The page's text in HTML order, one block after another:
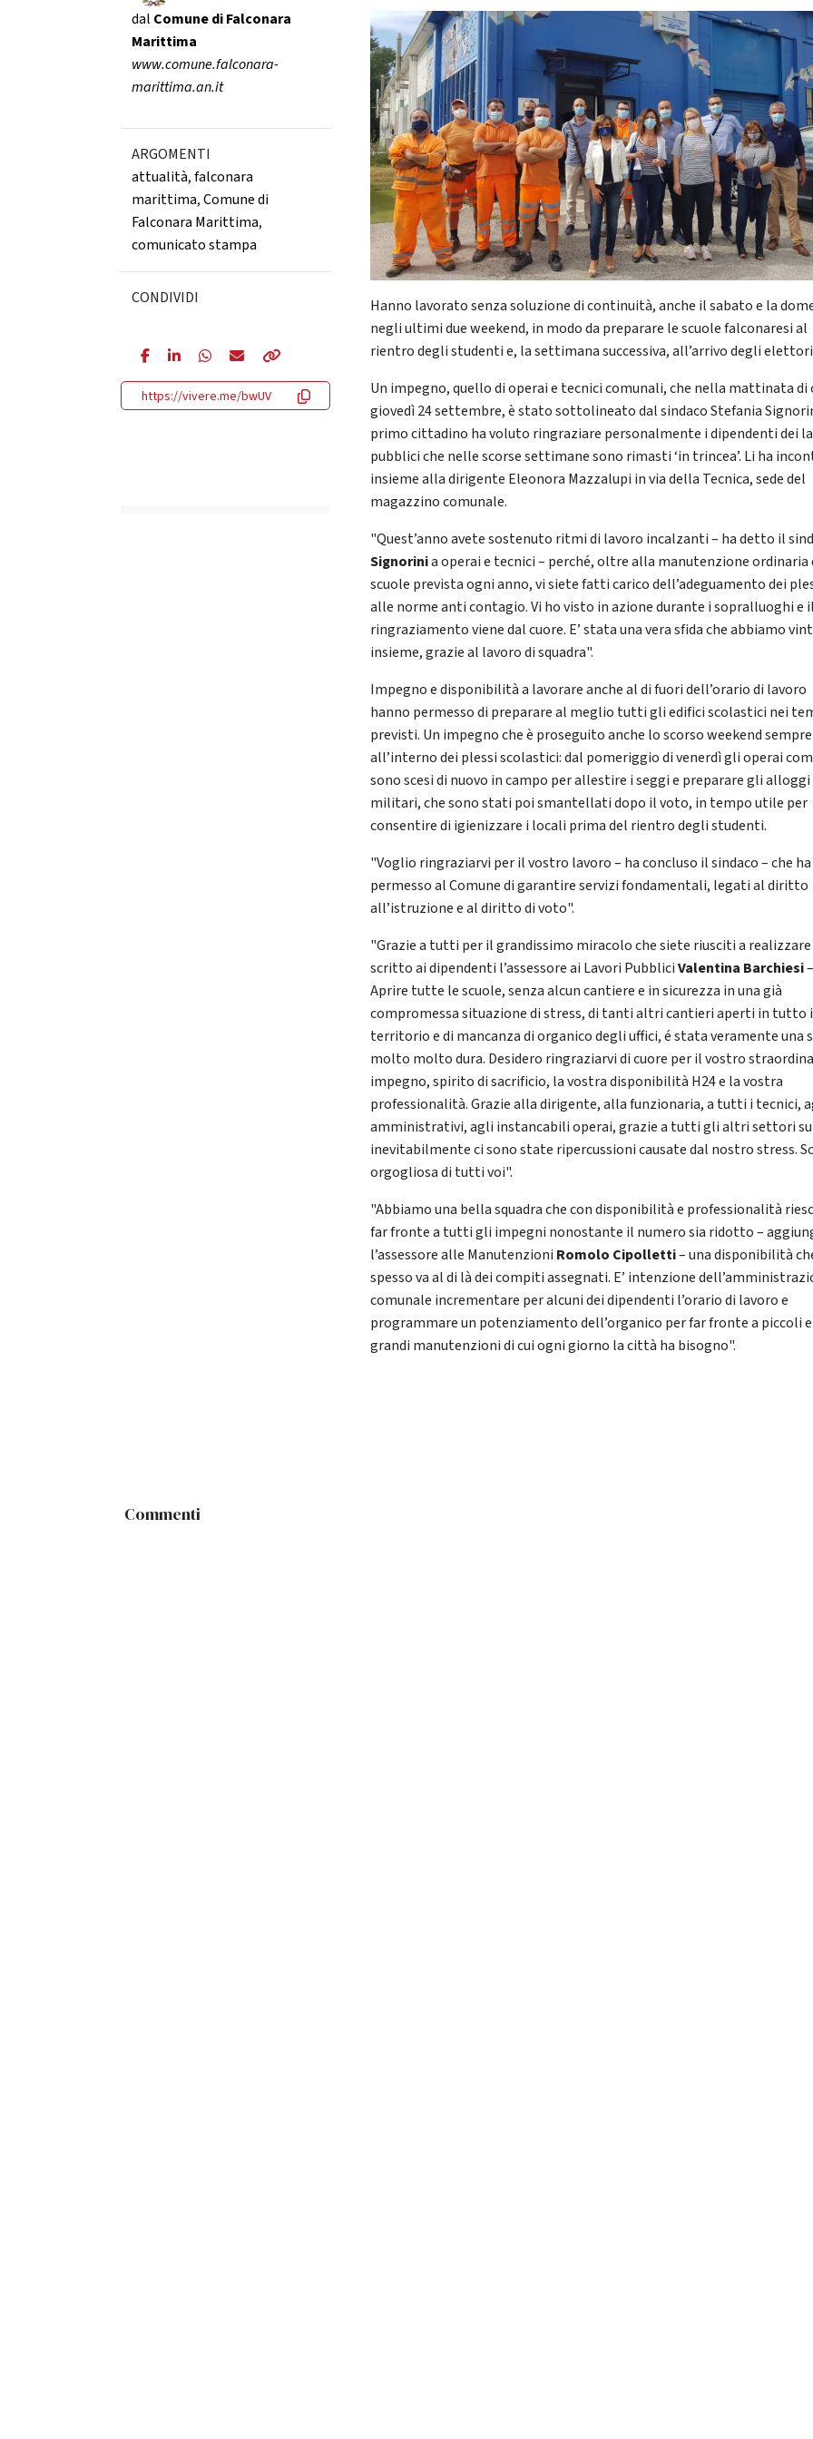
dal Comune di Falconara
Marittima
www.comune.falconara-
marittima.an.it
ARGOMENTI
attualità,falconara
marittima,Comune di
Falconara Marittima,
comunicato stampa
CONDIVIDI
https://vivere.me/bwUV
Hanno lavorato senza soluzione di continuità, anche il sabato e la
negli ultimi due weekend, in modo da preparare le scuole falconaresi al
rientro degli studenti e, la settimana successiva, all’arrivo degli
Un impegno, quello di operai e tecnici comunali, che nella mattinata di
giovedì 24 settembre, è stato sottolineato dal sindaco Stefania
primo cittadino ha voluto ringraziare personalmente i dipendenti dei
pubblici che nelle scorse settimane sono rimasti ‘in trincea’. Li ha
insieme alla dirigente Eleonora Mazzalupi in via della Tecnica, sede del
magazzino comunale.
"Quest’anno avete sostenuto ritmi di lavoro incalzanti – ha detto il
Signorinia operai e tecnici – perché, oltre alla manutenzione ordinaria
scuole prevista ogni anno, vi siete fatti carico dell’adeguamento dei
alle norme anti contagio. Vi ho visto in azione durante i sopralluoghi e
ringraziamento viene dal cuore. E’ stata una vera sfida che abbiamo
insieme, grazie al lavoro di squadra".
Impegno e disponibilità a lavorare anche al di fuori dell’orario di lavoro
hanno permesso di preparare al meglio tutti gli edifici scolastici nei
previsti. Un impegno che è proseguito anche lo scorso weekend sempre
all’interno dei plessi scolastici: dal pomeriggio di venerdì gli operai
sono scesi di nuovo in campo per allestire i seggi e preparare gli alloggi
militari, che sono stati poi smantellati dopo il voto, in tempo utile per
consentire di igienizzare i locali prima del rientro degli studenti.
"Voglio ringraziarvi per il vostro lavoro – ha concluso il sindaco – che ha
permesso al Comune di garantire servizi fondamentali, legati al diritto
all’istruzione e al diritto di voto".
"Grazie a tutti per il grandissimo miracolo che siete riusciti a realizzare
scritto ai dipendenti l’assessore ai Lavori PubbliciValentina Barchiesi
Aprire tutte le scuole, senza alcun cantiere e in sicurezza in una già
compromessa situazione di stress, di tanti altri cantieri aperti in tutto
territorio e di mancanza di organico degli uffici, é stata veramente una
molto molto dura. Desidero ringraziarvi di cuore per il vostro
impegno, spirito di sacrificio, la vostra disponibilità H24 e la vostra
professionalità. Grazie alla dirigente, alla funzionaria, a tutti i tecnici,
amministrativi, agli instancabili operai, grazie a tutti gli altri settori
inevitabilmente ci sono state ripercussioni causate dal nostro stress.
orgogliosa di tutti voi".
"Abbiamo una bella squadra che con disponibilità e professionalità
far fronte a tutti gli impegni nonostante il numero sia ridotto –
l’assessore alle Manutenzioni Romolo Cipolletti– una disponibilità
spesso va al di là dei compiti assegnati. E’ intenzione
comunale incrementare per alcuni dei dipendenti l’orario di lavoro e
programmare un potenziamento dell’organico per far fronte a piccoli e
grandi manutenzioni di cui ogni giorno la città ha bisogno".
Commenti